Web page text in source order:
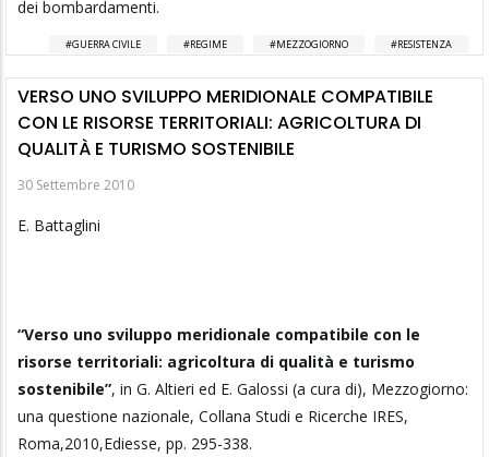
dei bombardamenti.
GUERRA CIVILE REGIME MEZZOGIORNO RESISTENZA
VERSO UNO SVILUPPO MERIDIONALE COMPATIBILE
CON LE RISORSE TERRITORIALI: AGRICOLTURA DI
QUALITÀ E TURISMO SOSTENIBILE
30 Settembre 2010
E. Battaglini
“Verso uno sviluppo meridionale compatibile con le
risorse territoriali: agricoltura di qualità e turismo
sostenibile”, in G. Altieri ed E. Galossi (a cura di), Mezzogiorno:
una questione nazionale, Collana Studi e Ricerche IRES,
Roma,2010,Ediesse, pp. 295-338.